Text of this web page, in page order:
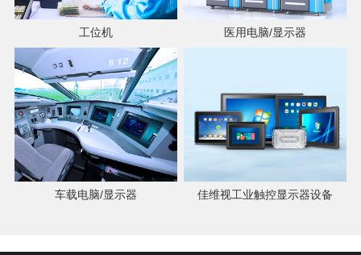
工位机 医用电脑/显示器
车载电脑/显示器 佳维视工业触控显示器设备